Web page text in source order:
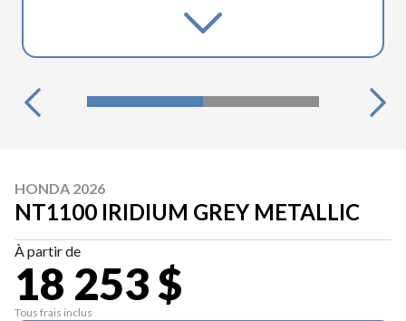
HONDA 2026
NT1100 IRIDIUM GREY METALLIC
À partir de
18 253 $
Tous frais inclus